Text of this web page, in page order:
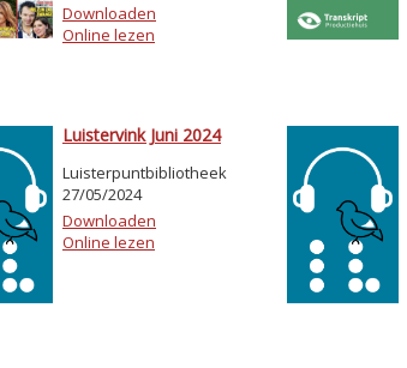
Downloaden
Online lezen
Luistervink Juni 2024
Luisterpuntbibliotheek
27/05/2024
Downloaden
Online lezen